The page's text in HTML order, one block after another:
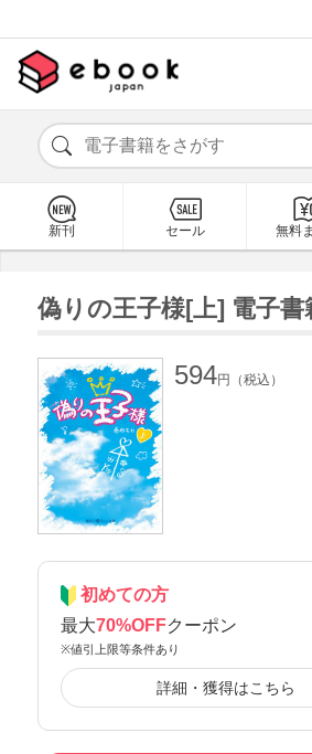
新刊 セール 無料
偽りの王子様[上] 電子書
594円（税込）
初めての方
最大70%OFFクーポン
※値引上限等条件あり
詳細・獲得はこちら